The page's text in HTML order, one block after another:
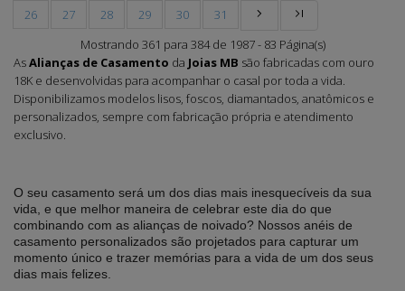
26
27 28 29 30
31
Mostrando 361 para 384 de 1987 - 83 Página(s)
AsAlianças de Casamento da Joias MB são fabricadas com ouro
18K e desenvolvidas para acompanhar o casal por toda a vida.
Disponibilizamos modelos lisos, foscos, diamantados, anatômicos e
personalizados, sempre com fabricação própria e atendimento
exclusivo.
O seu casamento será um dos dias mais inesquecíveis da sua
vida, e que melhor maneira de celebrar este dia do que
combinando com as alianças de noivado? Nossos anéis de
casamento personalizados são projetados para capturar um
momento único e trazer memórias para a vida de um dos seus
dias mais felizes.